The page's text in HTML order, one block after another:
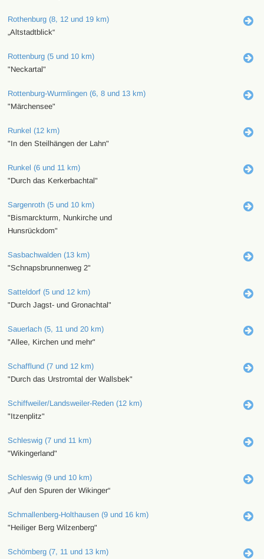
Rothenburg (8, 12 und 19 km)
„Altstadtblick“
Rottenburg (5 und 10 km)
"Neckartal"
Rottenburg-Wurmlingen (6, 8 und 13 km)
"Märchensee"
Runkel (12 km)
"In den Steilhängen der Lahn"
Runkel (6 und 11 km)
"Durch das Kerkerbachtal"
Sargenroth (5 und 10 km)
"Bismarckturm, Nunkirche und
Hunsrückdom"
Sasbachwalden (13 km)
"Schnapsbrunnenweg 2"
Satteldorf (5 und 12 km)
"Durch Jagst- und Gronachtal"
Sauerlach (5, 11 und 20 km)
"Allee, Kirchen und mehr"
Schafflund (7 und 12 km)
"Durch das Urstromtal der Wallsbek"
Schiffweiler/Landsweiler-Reden (12 km)
"Itzenplitz"
Schleswig (7 und 11 km)
"Wikingerland"
Schleswig (9 und 10 km)
„Auf den Spuren der Wikinger“
Schmallenberg-Holthausen (9 und 16 km)
"Heiliger Berg Wilzenberg"
Schömberg (7, 11 und 13 km)